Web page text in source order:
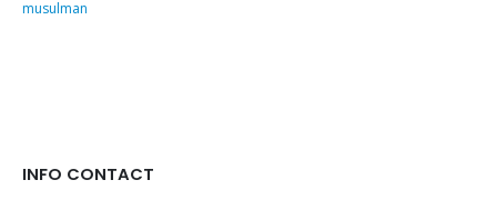
INFO CONTACT